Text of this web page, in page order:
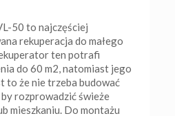
50 to najczęściej
rekuperacja do małego
ten potrafi
do 60 m2, natomiast jego
to że nie trzeba budować
rozprowadzić świeże
mieszkaniu. Do montażu